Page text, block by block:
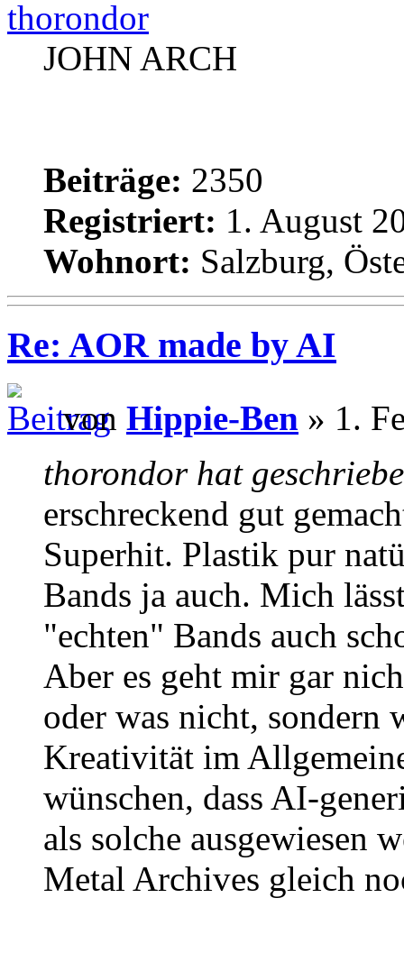
thorondor
JOHN ARCH
Beiträge: 2350
Registriert: 1. August
Wohnort: Salzburg,
Re: AOR made by AI
von Hippie-Ben » 1.
thorondor hat
erschreckend gut
Superhit. Plastik pur
Bands ja auch. Mich
"echten" Bands auch
Aber es geht mir gar
oder was nicht,
Kreativität im
wünschen, dass AI-
als solche ausgewiesen
Metal Archives gleich